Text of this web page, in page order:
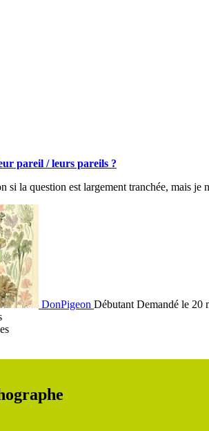
pareil / leurs pareils ?
si la question est largement tranchée, mais
DonPigeon Débutant Demandé le 20